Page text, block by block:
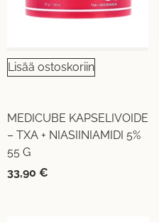
Lisää ostoskoriin
MEDICUBE KAPSELIVOIDE
– TXA + NIASIINIAMIDI 5%
55 G
33,90 €